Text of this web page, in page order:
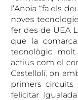
l’Anoia “fa els
noves
fer des de UEA
que la
tecnològic
actius com el
Castellolí, on
primers circuits
felicitar